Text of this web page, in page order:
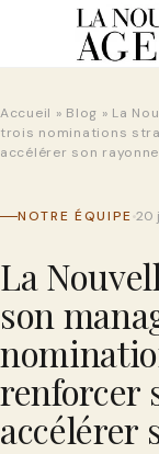
content
Accueil » Blog » La
trois nominations
accélérer son
NOTRE ÉQUIPE20
La
son
renforcer
accélérer